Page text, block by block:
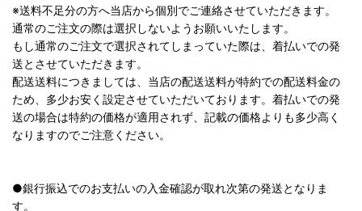
※送料不足分の方へ当店から個別でご連絡させていただきます。
通常のご注文の際は選択しないようお願いいたします。
もし通常のご注文で選択されてしまっていた際は、着払いでの発
送とさせていただきます。
配送送料につきましては、当店の配送送料が特約での配送料金の
ため、多少お安く設定させていただいております。着払いでの発
送の場合は特約の価格が適用されず、記載の価格よりも多少高く
なりますのでご注意ください。
●銀行振込でのお支払いの入金確認が取れ次第の発送となりま
す。